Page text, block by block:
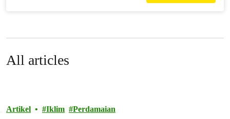
All articles
Artikel Iklim Perdamaian